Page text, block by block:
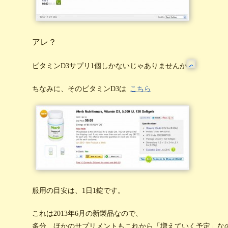
アレ？
ビタミンD3サプリ1個しかないじゃありませんか
ちなみに、そのビタミンD3は こちら
服用の目安は、1日1錠です。
これは2013年6月の新製品なので、
多分、ほかのサプリメントもこれから「増えていく予定」な